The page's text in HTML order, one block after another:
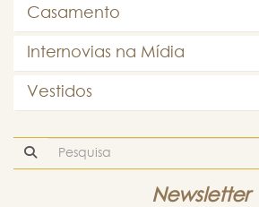
Casamento
Internovias na Mídia
Vestidos
Newsletter